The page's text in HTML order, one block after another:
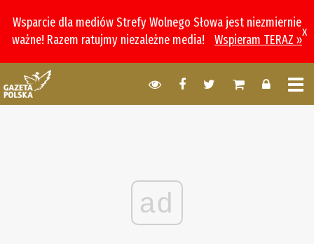
Wsparcie dla mediów Strefy Wolnego Słowa jest niezmiernie
ważne! Razem ratujmy niezależne media!
Wspieram TERAZ »
x
ad